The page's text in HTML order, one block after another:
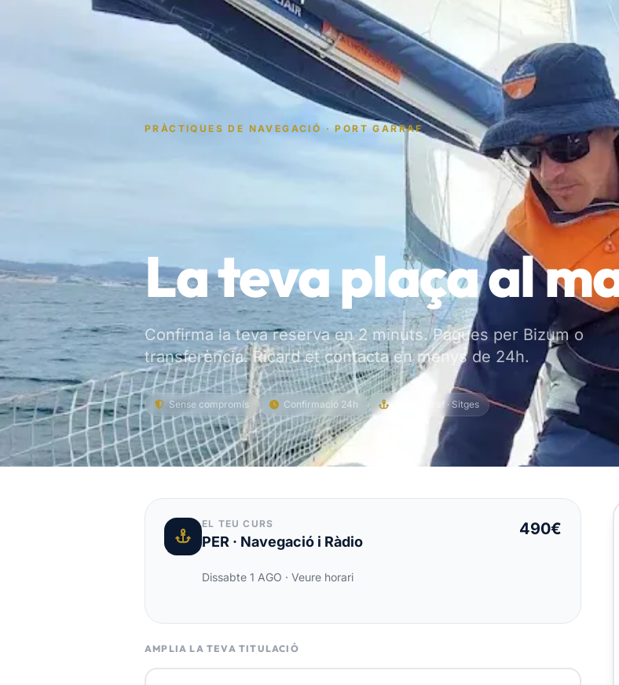
PRÀCTIQUES DE NAVEGACIÓ · PORT GARRAF
La teva plaça al
Confirma la teva reserva en 2 minuts. Pagues per Bizum o
transferència. Ricard et contacta en menys de 24h.
Sense compromís Confirmació 24h Port Garraf · Sitges
EL TEU CURS
PER · Navegació i Ràdio
Dissabte 1 AGO · Veure horari
490€
AMPLIA LA TEVA TITULACIÓ